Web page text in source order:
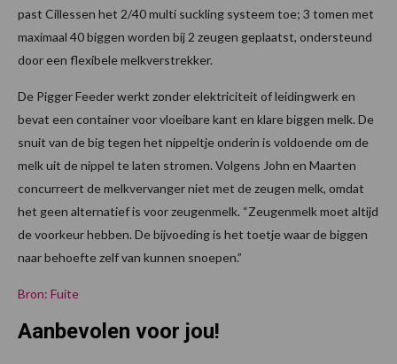
past Cillessen het 2/40 multi suckling systeem toe; 3 tomen met
maximaal 40 biggen worden bij 2 zeugen geplaatst, ondersteund
door een flexibele melkverstrekker.
De Pigger Feeder werkt zonder elektriciteit of leidingwerk en
bevat een container voor vloeibare kant en klare biggen melk. De
snuit van de big tegen het nippeltje onderin is voldoende om de
melk uit de nippel te laten stromen. Volgens John en Maarten
concurreert de melkvervanger niet met de zeugen melk, omdat
het geen alternatief is voor zeugenmelk. “Zeugenmelk moet altijd
de voorkeur hebben. De bijvoeding is het toetje waar de biggen
naar behoefte zelf van kunnen snoepen.”
Bron: Fuite
Aanbevolen voor jou!